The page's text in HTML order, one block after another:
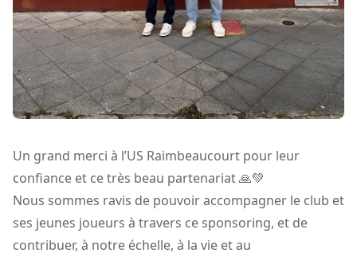
Un grand merci à l’US Raimbeaucourt pour leur
confiance et ce très beau partenariat 🙏💚
Nous sommes ravis de pouvoir accompagner le club et
ses jeunes joueurs à travers ce sponsoring, et de
contribuer, à notre échelle, à la vie et au